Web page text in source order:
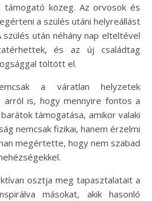
közeg. Az orvosok és
a szülés utáni helyreállást
után néhány nap elteltével
és az új családtag
töltött el.
a váratlan helyzetek
arról is, hogy mennyire fontos a
támogatása, amikor valaki
nemcsak fizikai, hanem érzelmi
megértette, hogy nem szabad
osztja meg tapasztalatait a
másokat, akik hasonló